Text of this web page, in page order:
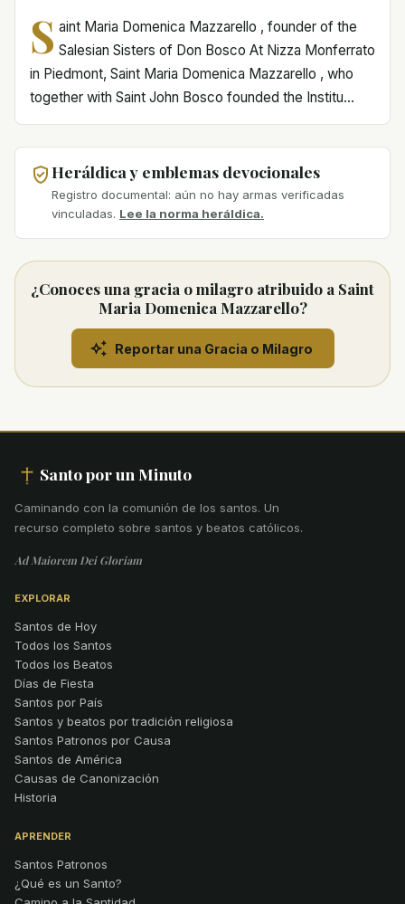
S aint Maria Domenica Mazzarello , founder of the
Salesian Sisters of Don Bosco At Nizza Monferrato
in Piedmont, Saint Maria Domenica Mazzarello , who
together with Saint John Bosco founded the Institu...
Heráldica y emblemas devocionales
Registro documental: aún no hay armas verificadas
vinculadas. Lee la norma heráldica.
¿Conoces una gracia o milagro atribuido a Saint
Maria Domenica Mazzarello?
Reportar una Gracia o Milagro
Santo por un Minuto
Caminando con la comunión de los santos. Un
recurso completo sobre santos y beatos católicos.
Ad Maiorem Dei Gloriam
EXPLORAR
Santos de Hoy
Todos los Santos
Todos los Beatos
Días de Fiesta
Santos por País
Santos y beatos por tradición religiosa
Santos Patronos por Causa
Santos de América
Causas de Canonización
Historia
APRENDER
Santos Patronos
¿Qué es un Santo?